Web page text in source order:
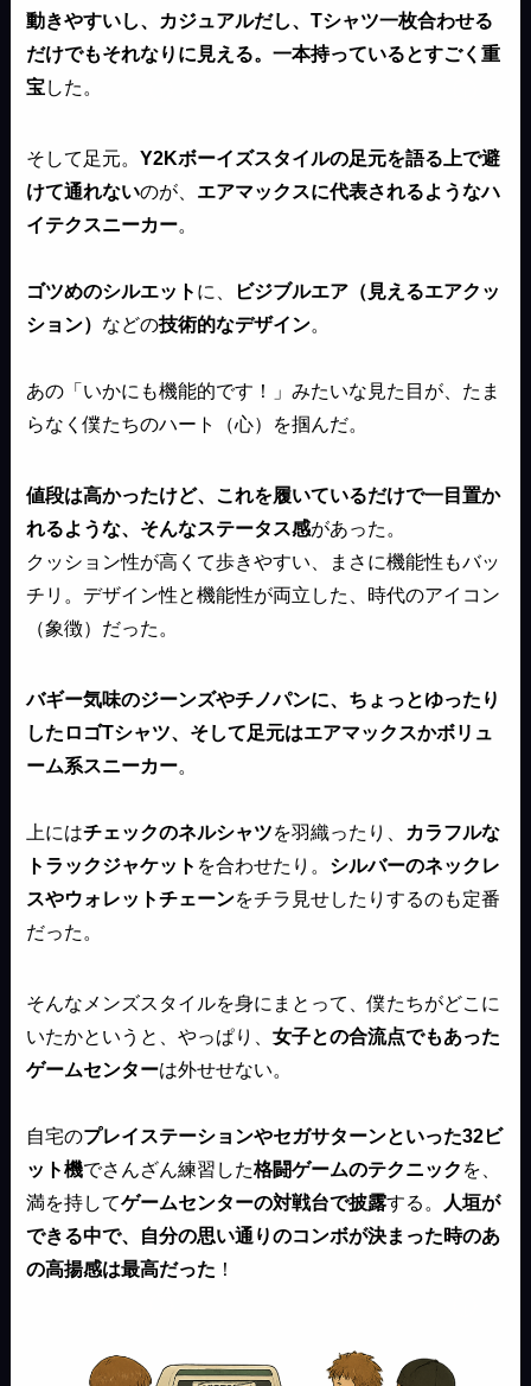
動きやすいし、カジュアルだし、Tシャツ一枚合わせる
だけでもそれなりに見える。一本持っているとすごく重
宝した。
そして足元。Y2Kボーイズスタイルの足元を語る上で避
けて通れないのが、 エアマックスに代表されるようなハ
イテクスニーカー。
ゴツめのシルエット に、
ビジブルエア（見えるエアクッ
ション） などの技術的なデザイン。
あの「いかにも機能的です！」みたいな見た目が、たま
らなく僕たちのハート（心）を掴んだ。
値段は高かったけど、これを履いているだけで一目置か
れるような、そんなステータス感があった。
クッション性が高くて歩きやすい、まさに機能性もバッ
チリ。デザイン性と機能性が両立した、時代のアイコン
（象徴）だった。
バギー気味のジーンズやチノパンに、ちょっとゆったり
したロゴTシャツ、そして足元はエアマックスかボリュ
ーム系スニーカー。
上にはチェックのネルシャツを羽織ったり、 カラフルな
トラックジャケット を合わせたり。 シルバーのネックレ
スやウォレットチェーンをチラ見せしたりするのも定番
だった。
そんなメンズスタイルを身にまとって、僕たちがどこに
いたかというと、やっぱり、女子との合流点でもあった
ゲームセンターは外せせない。
自宅のプレイステーションやセガサターンといった32ビ
ット機でさんざん練習した格闘ゲームのテクニック を、
満を持してゲームセンターの対戦台で披露する。
人垣が
できる中で、自分の思い通りのコンボが決まった時のあ
の高揚感は最高だった ！